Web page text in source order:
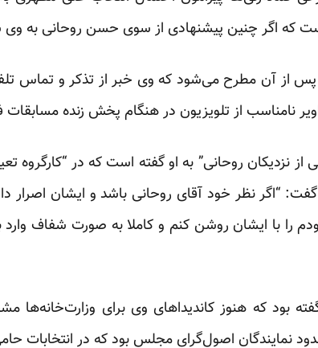
چنین پیشنهادی از سوی حسن روحانی به وی شود٬ این پست را خواهد
از نزدیکان روحانی” به او گفته است که در “کارگروه
چنین گفت: “اگر نظر خود آقای روحانی باشد و ایشان
را با ایشان روشن کنم و کاملا به صورت شفاف
بود که هنوز کاندیداهای وی برای وزارت‌خانه‌ها
نمایندگان اصول‌گرای مجلس بود که در انتخابات